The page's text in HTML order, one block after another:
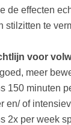
de effecten
stilzitten te
voor
meer
150 minuten
en/ of
2x per week